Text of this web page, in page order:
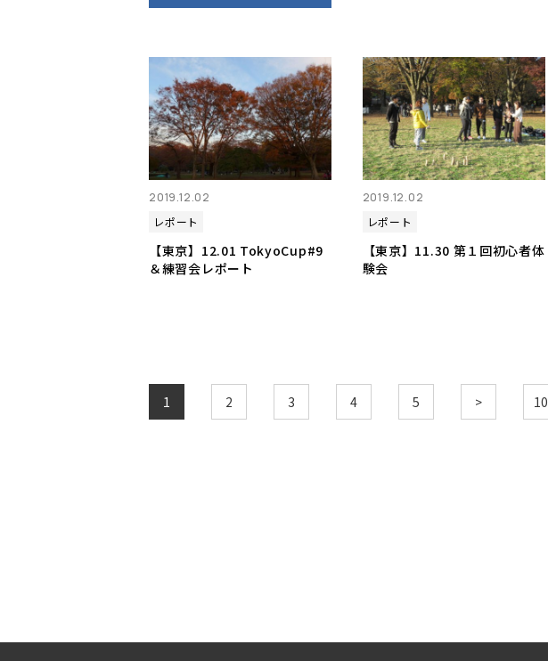
2019.12.02
レポート
【東京】12.01 TokyoCup#9
＆練習会レポート
2019.12.02
レポート
【東京】11.30 第１回初心者体
験会
1 2 3 4 5 > 10